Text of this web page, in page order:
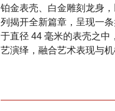
铂金表壳、白金雕刻龙身
列揭开全新篇章，呈现一
于直径 44 毫米的表壳之中
艺演绎，融合艺术表现与